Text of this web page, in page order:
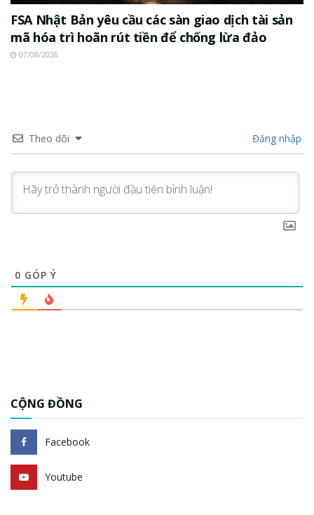
FSA Nhật Bản yêu cầu các sàn giao dịch tài sản
mã hóa trì hoãn rút tiền để chống lừa đảo
07/08/2026
Theo dõi Đăng nhập
0 GÓP Ý
CỘNG ĐỒNG
Facebook
Youtube